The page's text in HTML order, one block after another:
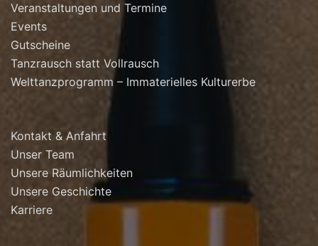
Veranstaltungen und Termine
Events
Gutscheine
Tanzrausch statt Vollrausch
Welttanzprogramm – Immaterielles Kulturerbe
Kontakt & Anfahrt
Unser Team
Unsere Räumlichkeiten
Unsere Geschichte
Karriere